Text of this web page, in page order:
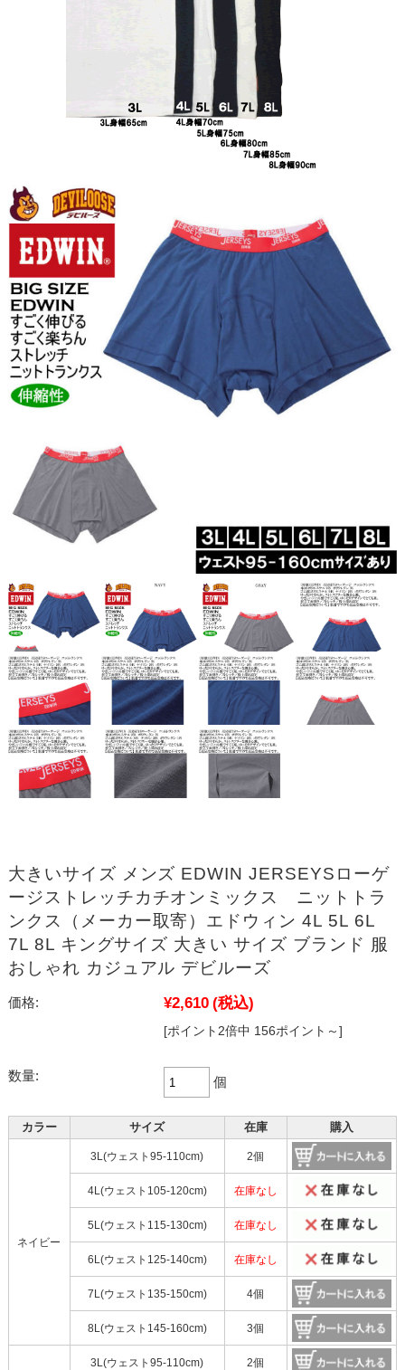
大きいサイズ メンズ EDWIN JERSEYSローゲ
ージストレッチカチオンミックス ニットトラ
ンクス（メーカー取寄）エドウィン 4L 5L 6L
7L 8L キングサイズ 大きい サイズ ブランド 服
おしゃれ カジュアル デビルーズ
価格: ¥2,610 (税込)
[ポイント2倍中 156ポイント～]
数量: 個
カラー サイズ 在庫 購入
ネイビー
3L(ウェスト95-110cm) 2個
4L(ウェスト105-120cm) 在庫なし
5L(ウェスト115-130cm) 在庫なし
6L(ウェスト125-140cm) 在庫なし
7L(ウェスト135-150cm) 4個
8L(ウェスト145-160cm) 3個
3L(ウェスト95-110cm) 2個